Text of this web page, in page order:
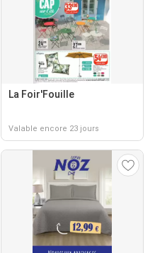
La Foir'Fouille
Valable encore 23 jours